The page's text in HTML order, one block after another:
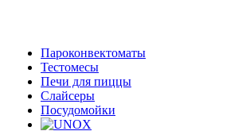
Пароконвектоматы
Тестомесы
Печи для пиццы
Слайсеры
Посудомойки